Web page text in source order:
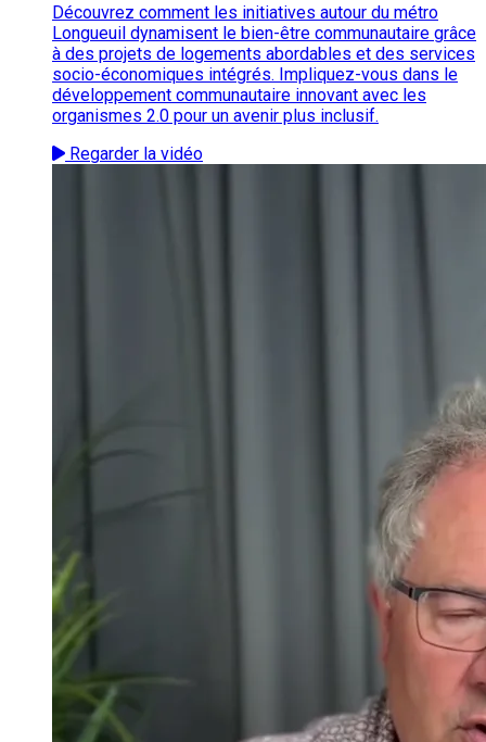
Découvrez comment les initiatives autour du métro
Longueuil dynamisent le bien-être communautaire grâce
à des projets de logements abordables et des services
socio-économiques intégrés. Impliquez-vous dans le
développement communautaire innovant avec les
organismes 2.0 pour un avenir plus inclusif.
Regarder la vidéo